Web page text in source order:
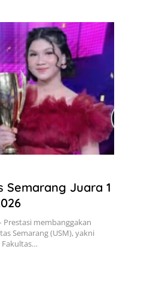
Semarang Juara 1
Prestasi membanggakan
Semarang (USM), yakni
Fakultas…